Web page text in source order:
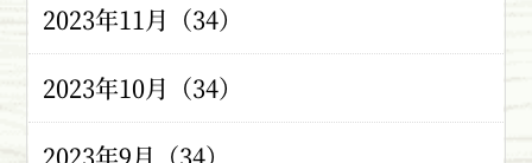
2023年11月（34）
2023年10月（34）